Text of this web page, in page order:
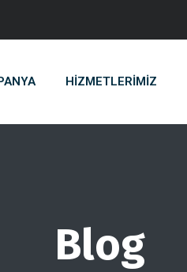
HİZMETLERİMİZ
Blog